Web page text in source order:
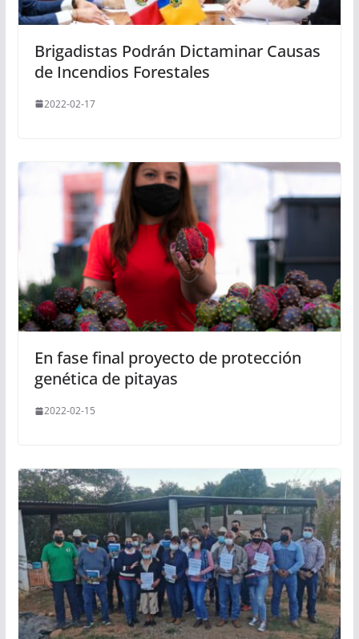
Brigadistas Podrán Dictaminar Causas
de Incendios Forestales
2022-02-17
En fase final proyecto de protección
genética de pitayas
2022-02-15